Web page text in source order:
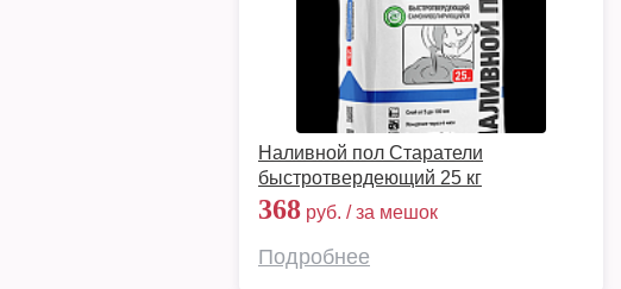
Наливной пол Старатели
быстротвердеющий 25 кг
368 руб. / за мешок
Подробнее